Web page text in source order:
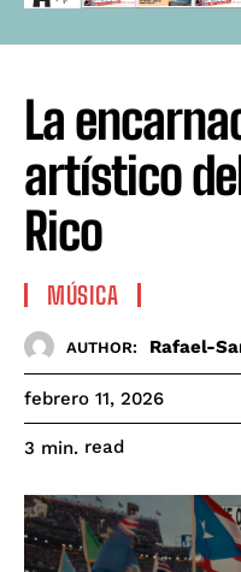
La
artístico
Rico
MÚSICA
AUTHOR: Rafael-
febrero 11, 2026
3 min. read